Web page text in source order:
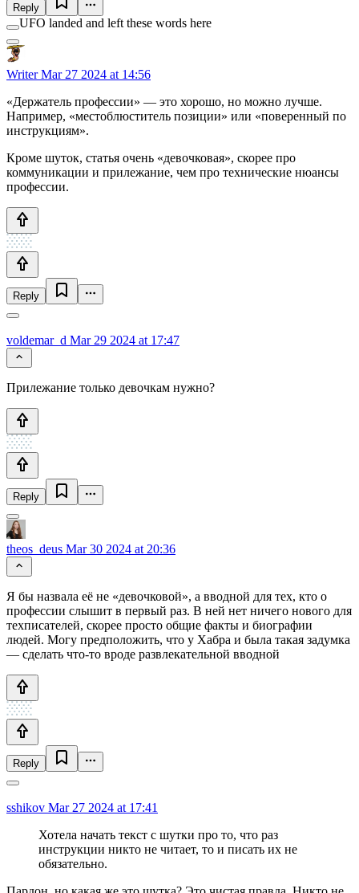
Reply
UFO landed and left these words here
WriterMar 27 2024 at 14:56
«Держатель профессии» — это хорошо, но можно лучше.
Например, «местоблюститель позиции» или «поверенный по
инструкциям».
Кроме шуток, статья очень «девочковая», скорее про
коммуникации и прилежание, чем про технические нюансы
профессии.
Reply
voldemar_d Mar 29 2024 at 17:47
Прилежание только девочкам нужно?
Reply
theos_deus Mar 30 2024 at 20:36
Я бы назвала её не «девочковой», а вводной для тех, кто о
профессии слышит в первый раз. В ней нет ничего нового для
техписателей, скорее просто общие факты и биографии
людей. Могу предположить, что у Хабра и была такая задумка
— сделать что-то вроде развлекательной вводной
Reply
sshikov Mar 27 2024 at 17:41
Хотела начать текст с шутки про то, что раз
инструкции никто не читает, то и писать их не
обязательно.